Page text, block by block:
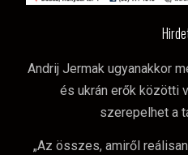
Andrij Jermak ugyanakkor
és ukrán erők közötti
szerepelhet a
„Az összes, amiről